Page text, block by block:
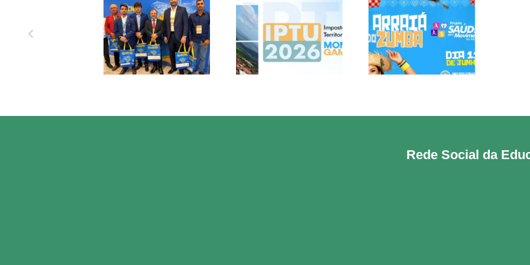
XXVII MARCHA EM
OS CARNÊS DO IPTU
ARRAIÁ DO ZUMBA
Rede Social da